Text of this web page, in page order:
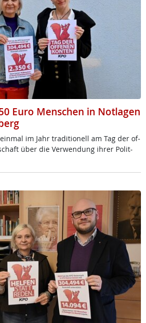
Euro Menschen in Notlagen
ein­mal im Jahr tra­di­tio­nell am Tag der of­
über die Ver­wen­dung ih­rer Po­lit-